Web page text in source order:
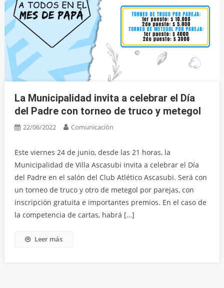
La Municipalidad invita a celebrar el Día
del Padre con torneo de truco y metegol
22/06/2022 Comunicación
Este viernes 24 de junio, desde las 21 horas, la
Municipalidad de Villa Ascasubi invita a celebrar el Día
del Padre en el salón del Club Atlético Ascasubi. Será con
un torneo de truco y otro de metegol por parejas, con
inscripción gratuita e importantes premios. En el caso de
la competencia de cartas, habrá […]
Leer más